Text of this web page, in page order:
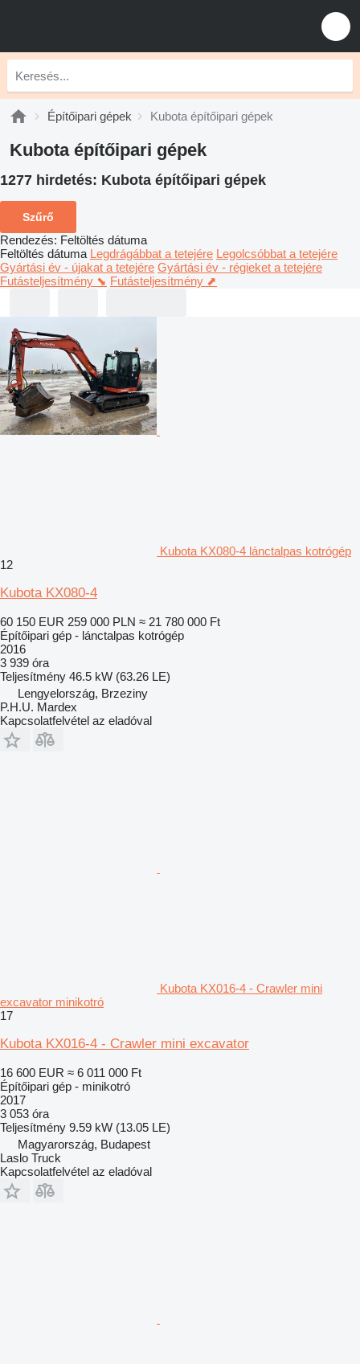
Építőipari gépek Kubota építőipari gépek
Kubota építőipari gépek
1277 hirdetés: Kubota építőipari gépek
Szűrő
Rendezés: Feltöltés dátuma
Feltöltés dátuma Legdrágábbat a tetejére Legolcsóbbat a tetejére
Gyártási év - újakat a tetejére Gyártási év - régieket a tetejére
Futásteljesítmény ⬊ Futásteljesítmény ⬈
Kubota KX080-4 lánctalpas kotrógép
12
Kubota KX080-4
60 150 EUR 259 000 PLN ≈ 21 780 000 Ft
Építőipari gép - lánctalpas kotrógép
2016
3 939 óra
Teljesítmény 46.5 kW (63.26 LE)
Lengyelország, Brzeziny
P.H.U. Mardex
Kapcsolatfelvétel az eladóval
Kubota KX016-4 - Crawler mini
excavator minikotró
17
Kubota KX016-4 - Crawler mini excavator
16 600 EUR ≈ 6 011 000 Ft
Építőipari gép - minikotró
2017
3 053 óra
Teljesítmény 9.59 kW (13.05 LE)
Magyarország, Budapest
Laslo Truck
Kapcsolatfelvétel az eladóval